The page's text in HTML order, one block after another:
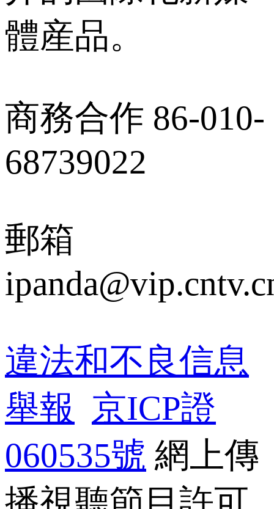
體産品。
商務合作 86-010-
68739022
郵箱
違法和不良信息
舉報 京ICP證
060535號 網上傳